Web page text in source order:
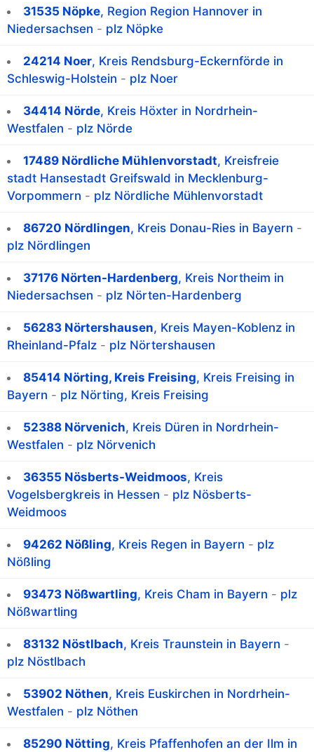
31535 Nöpke, Region Region Hannover in
Niedersachsen - plz Nöpke
24214 Noer, Kreis Rendsburg-Eckernförde in
Schleswig-Holstein - plz Noer
34414 Nörde, Kreis Höxter in Nordrhein-
Westfalen - plz Nörde
17489 Nördliche Mühlenvorstadt, Kreisfreie
stadt Hansestadt Greifswald in Mecklenburg-
Vorpommern - plz Nördliche Mühlenvorstadt
86720 Nördlingen, Kreis Donau-Ries in Bayern -
plz Nördlingen
37176 Nörten-Hardenberg, Kreis Northeim in
Niedersachsen - plz Nörten-Hardenberg
56283 Nörtershausen, Kreis Mayen-Koblenz in
Rheinland-Pfalz - plz Nörtershausen
85414 Nörting, Kreis Freising, Kreis Freising in
Bayern - plz Nörting, Kreis Freising
52388 Nörvenich, Kreis Düren in Nordrhein-
Westfalen - plz Nörvenich
36355 Nösberts-Weidmoos, Kreis
Vogelsbergkreis in Hessen - plz Nösberts-
Weidmoos
94262 Nößling, Kreis Regen in Bayern - plz
Nößling
93473 Nößwartling, Kreis Cham in Bayern - plz
Nößwartling
83132 Nöstlbach, Kreis Traunstein in Bayern -
plz Nöstlbach
53902 Nöthen, Kreis Euskirchen in Nordrhein-
Westfalen - plz Nöthen
85290 Nötting, Kreis Pfaffenhofen an der Ilm in